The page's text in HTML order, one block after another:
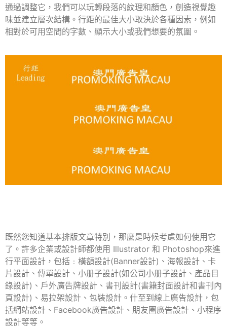
通過調整它，我們可以玩轉段落的紋理和顏色，創造視覺趣
味並建立層次結構。行距的最佳大小取決於各種因素，例如
相對於可用空間的字數、顯示大小或我們想要的氛圍。
既然您知道基本排版文章特別，那麼是時候考慮如何使用它
了。許多企業或設計師都使用 Illustrator 和 Photoshop來進
行平面設計，包括﹕橫額設計(Banner設計)、海報設計、卡
片設計、傳單設計、小册子設計(如公司小册子設計、產品目
錄設計) 、戶外廣告牌設計、書刊設計(書籍封面設計和書刊內
頁設計)、易拉架設計、包裝設計。什至到線上廣告設計，包
括網站設計、Facebook廣告設計、朋友圈廣告設計、小程序
設計等等。